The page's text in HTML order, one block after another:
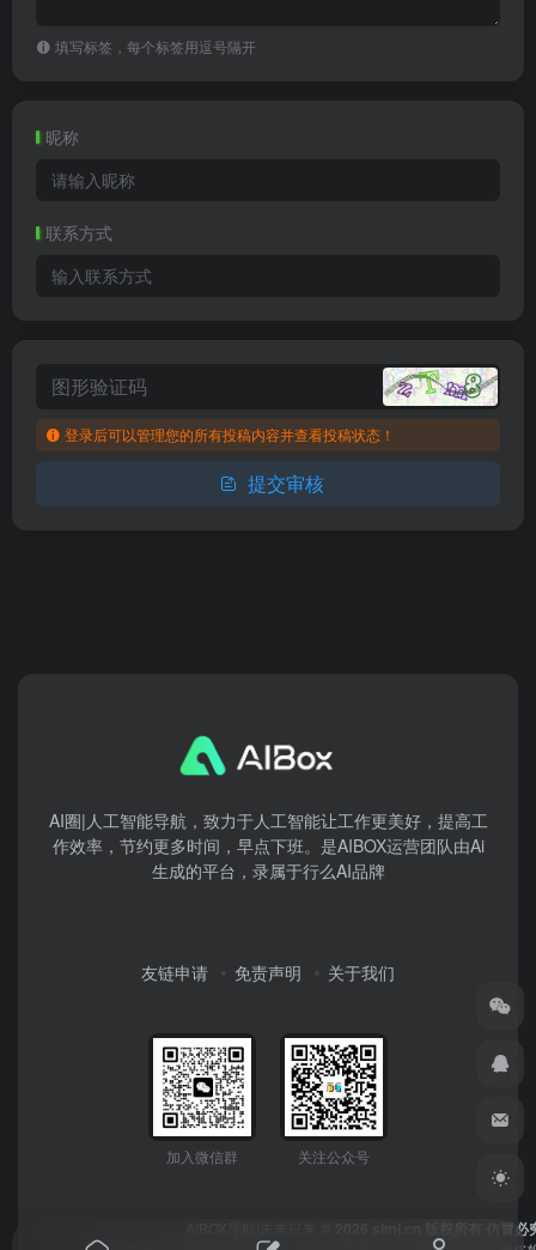
填写标签，每个标签用逗号隔开
昵称
联系方式
登录后可以管理您的所有投稿内容并查看投稿状态！
提交审核
AI圈|人工智能导航，致力于人工智能让工作更美好，提高工
作效率，节约更多时间，早点下班。是AIBOX运营团队由Ai
生成的平台，录属于行么AI品牌
友链申请 免责声明 关于我们
加入微信群 关注公众号
© 2026 simj.cn 版权所有 仿冒必